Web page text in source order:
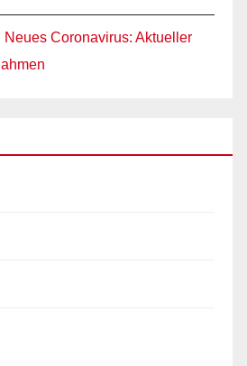
Neues Coronavirus: Aktueller